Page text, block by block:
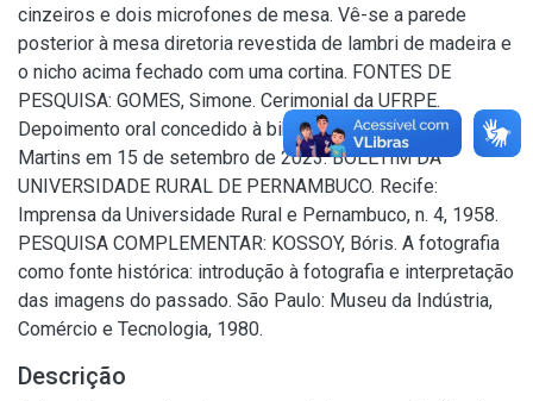
cinzeiros e dois microfones de mesa. Vê-se a parede
posterior à mesa diretoria revestida de lambri de madeira e
o nicho acima fechado com uma cortina. FONTES DE
PESQUISA: GOMES, Simone. Cerimonial da UFRPE.
Depoimento oral concedido à bibliotecária Conceição
Martins em 15 de setembro de 2023: BOLETIM DA
UNIVERSIDADE RURAL DE PERNAMBUCO. Recife:
Imprensa da Universidade Rural e Pernambuco, n. 4, 1958.
PESQUISA COMPLEMENTAR: KOSSOY, Bóris. A fotografia
como fonte histórica: introdução à fotografia e interpretação
das imagens do passado. São Paulo: Museu da Indústria,
Comércio e Tecnologia, 1980.
Descrição